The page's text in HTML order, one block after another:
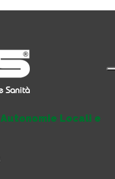
Locali e